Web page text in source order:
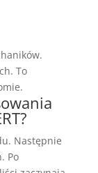
To
Następnie
Po